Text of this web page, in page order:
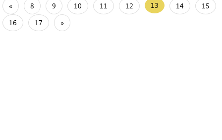
« 8 9 10 11 12 13 14
15
16
17 »